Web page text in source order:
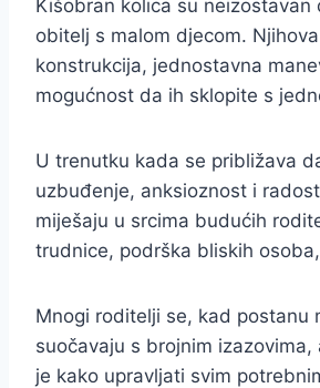
Kišobran kolica su neizostavan
obitelj s malom djecom.
konstrukcija, jednostavna
mogućnost da ih sklopite s
U trenutku kada se približava
uzbuđenje, anksioznost i
miješaju u srcima budućih
trudnice, podrška bliskih
Mnogi roditelji se, kad postanu
suočavaju s brojnim izazovima,
je kako upravljati svim